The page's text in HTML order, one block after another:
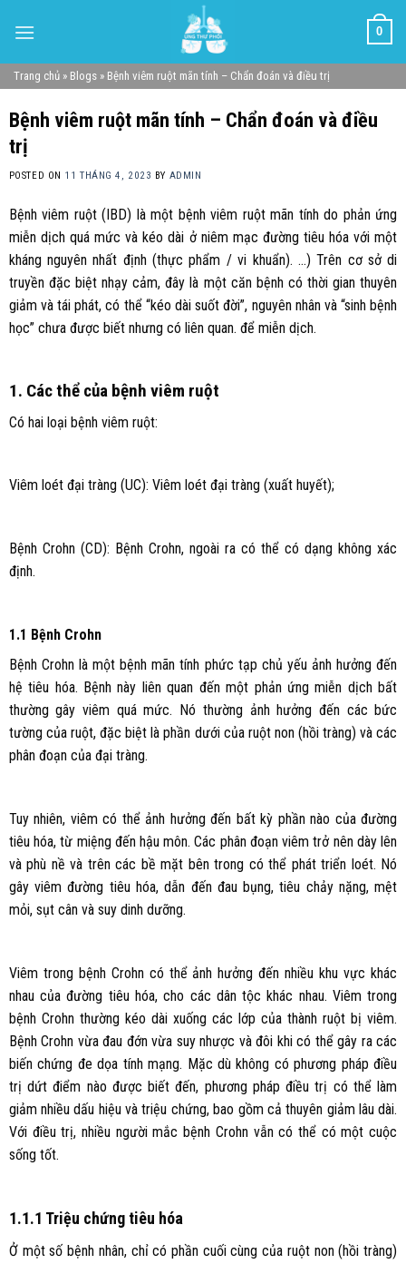
0
Trang chủ » Blogs » Bệnh viêm ruột mãn tính – Chẩn đoán và điều trị
Bệnh viêm ruột mãn tính – Chẩn đoán và điều
trị
POSTED ON 11 THÁNG 4, 2023 BY ADMIN
Bệnh viêm ruột (IBD) là một bệnh viêm ruột mãn tính do phản ứng
miễn dịch quá mức và kéo dài ở niêm mạc đường tiêu hóa với một
kháng nguyên nhất định (thực phẩm / vi khuẩn). …) Trên cơ sở di
truyền đặc biệt nhạy cảm, đây là một căn bệnh có thời gian thuyên
giảm và tái phát, có thể “kéo dài suốt đời”, nguyên nhân và “sinh bệnh
học” chưa được biết nhưng có liên quan. để miễn dịch.
1. Các thể của bệnh viêm ruột
Có hai loại bệnh viêm ruột:
Viêm loét đại tràng (UC): Viêm loét đại tràng (xuất huyết);
Bệnh Crohn (CD): Bệnh Crohn, ngoài ra có thể có dạng không xác
định.
1.1 Bệnh Crohn
Bệnh Crohn là một bệnh mãn tính phức tạp chủ yếu ảnh hưởng đến
hệ tiêu hóa. Bệnh này liên quan đến một phản ứng miễn dịch bất
thường gây viêm quá mức. Nó thường ảnh hưởng đến các bức
tường của ruột, đặc biệt là phần dưới của ruột non (hồi tràng) và các
phân đoạn của đại tràng.
Tuy nhiên, viêm có thể ảnh hưởng đến bất kỳ phần nào của đường
tiêu hóa, từ miệng đến hậu môn. Các phân đoạn viêm trở nên dày lên
và phù nề và trên các bề mặt bên trong có thể phát triển loét. Nó
gây viêm đường tiêu hóa, dẫn đến đau bụng, tiêu chảy nặng, mệt
mỏi, sụt cân và suy dinh dưỡng.
Viêm trong bệnh Crohn có thể ảnh hưởng đến nhiều khu vực khác
nhau của đường tiêu hóa, cho các dân tộc khác nhau. Viêm trong
bệnh Crohn thường kéo dài xuống các lớp của thành ruột bị viêm.
Bệnh Crohn vừa đau đớn vừa suy nhược và đôi khi có thể gây ra các
biến chứng đe dọa tính mạng. Mặc dù không có phương pháp điều
trị dứt điểm nào được biết đến, phương pháp điều trị có thể làm
giảm nhiều dấu hiệu và triệu chứng, bao gồm cả thuyên giảm lâu dài.
Với điều trị, nhiều người mắc bệnh Crohn vẫn có thể có một cuộc
sống tốt.
1.1.1 Triệu chứng tiêu hóa
Ở một số bệnh nhân, chỉ có phần cuối cùng của ruột non (hồi tràng)